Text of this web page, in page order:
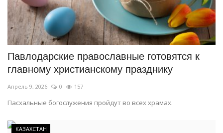
Павлодарские православные готовятся к
главному христианскому празднику
Апрель 9, 2026 0 157
Пасхальные богослужения пройдут во всех храмах.
КАЗАХСТАН